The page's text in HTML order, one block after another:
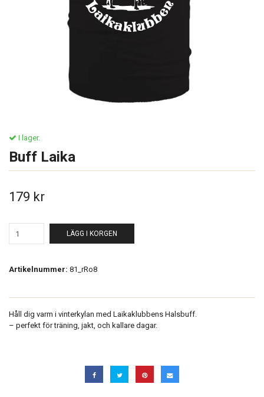
I lager.
Buff Laika
179 kr
LÄGG I KORGEN
Artikelnummer: 81_rRo8
Håll dig varm i vinterkylan med Laikaklubbens Halsbuff.
– perfekt för träning, jakt, och kallare dagar.